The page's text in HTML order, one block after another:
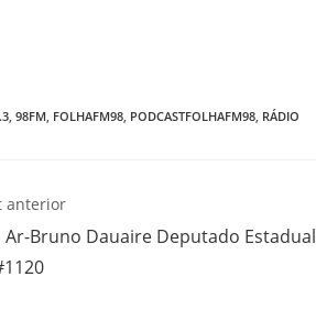
98FM FOLHAFM98 PODCASTFOLHAFM98 RÁDIO
anterior
Ar-Bruno Dauaire Deputado Estadual